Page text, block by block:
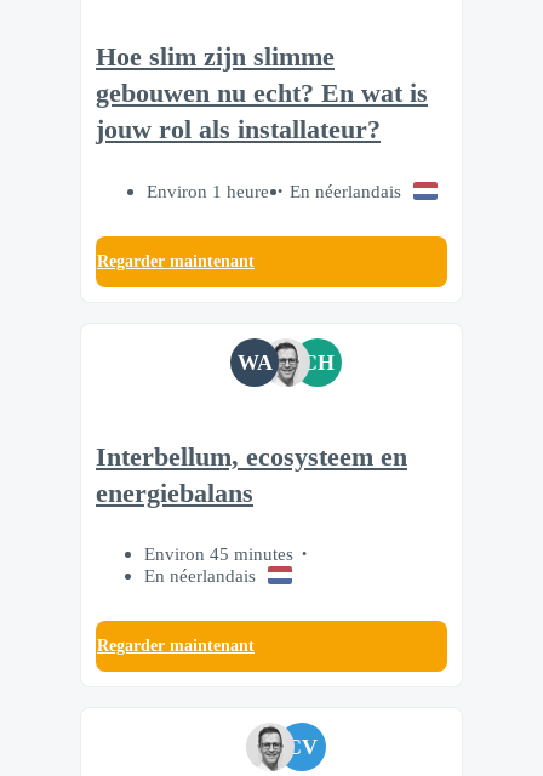
Hoe slim zijn slimme
gebouwen nu echt? En wat is
jouw rol als installateur?
Environ 1 heure En néerlandais
Regarder maintenant
WA CH
Interbellum, ecosysteem en
energiebalans
Environ 45 minutes
En néerlandais
Regarder maintenant
CV